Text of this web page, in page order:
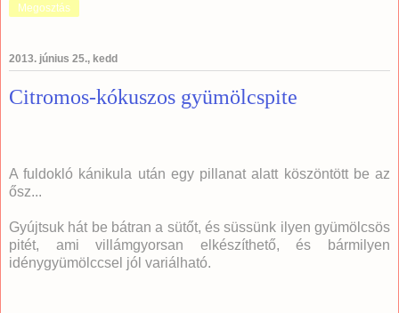
Megosztás
2013. június 25., kedd
Citromos-kókuszos gyümölcspite
A fuldokló kánikula után egy pillanat alatt köszöntött be az
ősz...
Gyújtsuk hát be bátran a sütőt, és süssünk ilyen gyümölcsös
pitét, ami villámgyorsan elkészíthető, és bármilyen
idénygyümölccsel jól variálható.